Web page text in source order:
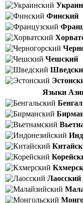
Финский
Чешский
Языки
Лаосский